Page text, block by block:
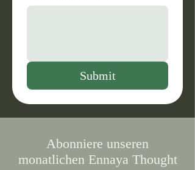
Submit
Abonniere unseren
monatlichen Ennaya Thought